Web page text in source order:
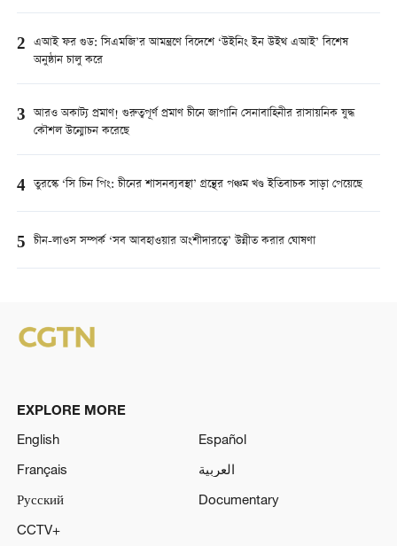
2 এআই ফর গুড: সিএমজি’র আমন্ত্রণে বিদেশে ‘উইনিং ইন উইথ এআই’ বিশেষ
অনুষ্ঠান চালু করে
3 আরও অকাট্য প্রমাণ! গুরুত্বপূর্ণ প্রমাণ চীনে জাপানি সেনাবাহিনীর রাসায়নিক যুদ্ধ
কৌশল উন্মোচন করেছে
4 তুরস্কে ‘সি চিন পিং: চীনের শাসনব্যবস্থা’ গ্রন্থের পঞ্চম খণ্ড ইতিবাচক সাড়া পেয়েছে
5 চীন-লাওস সম্পর্ক ‘সব আবহাওয়ার অংশীদারত্বে’ উন্নীত করার ঘোষণা
EXPLORE MORE
English
Español
Français
العربية
Русский
Documentary
CCTV+